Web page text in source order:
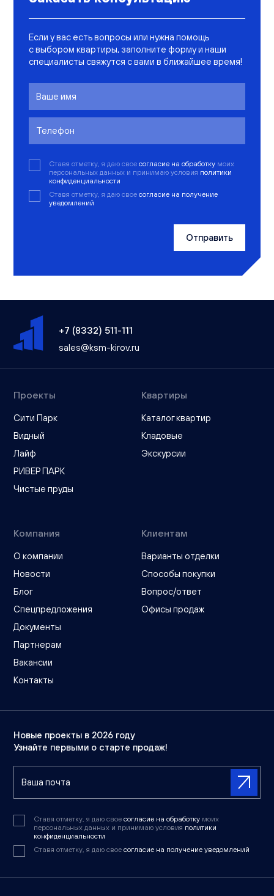
Если у вас есть вопросы или нужна помощь
с выбором квартиры, заполните форму и наши
специалисты свяжутся с вами в ближайшее время!
Ставя отметку, я даю свое согласие на обработку моих
персональных данных и принимаю условия политики
конфиденциальности
Ставя отметку, я даю свое согласие на получение
уведомлений
Отправить
+7 (8332) 511-111
sales@ksm-kirov.ru
Проекты
Сити Парк
Видный
Лайф
РИВЕР ПАРК
Чистые пруды
Квартиры
Каталог квартир
Кладовые
Экскурсии
Компания
О компании
Новости
Блог
Спецпредложения
Документы
Партнерам
Вакансии
Контакты
Клиентам
Варианты отделки
Способы покупки
Вопрос/ответ
Офисы продаж
Новые проекты в 2026 году
Узнайте первыми о старте продаж!
Ставя отметку, я даю свое согласие на обработку моих
персональных данных и принимаю условия политики
конфиденциальности
Ставя отметку, я даю свое согласие на получение уведомлений